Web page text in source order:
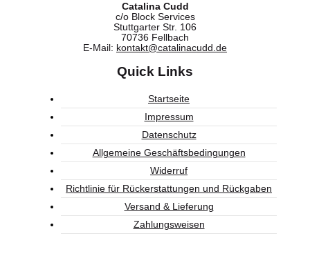
Catalina Cudd
c/o Block Services
Stuttgarter Str. 106
70736 Fellbach
E-Mail: kontakt@catalinacudd.de
Quick Links
Startseite
Impressum
Datenschutz
Allgemeine Geschäftsbedingungen
Widerruf
Richtlinie für Rückerstattungen und Rückgaben
Versand & Lieferung
Zahlungsweisen